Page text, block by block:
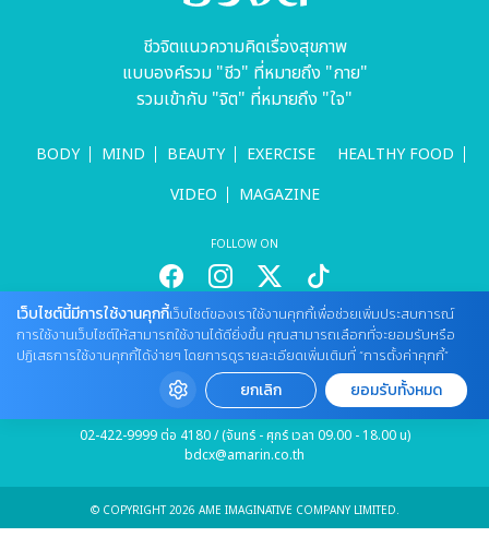
ชีวจิตแนวความคิดเรื่องสุขภาพ
แบบองค์รวม "ชีว" ที่หมายถึง "กาย"
รวมเข้ากับ "จิต" ที่หมายถึง "ใจ"
BODY MIND BEAUTY EXERCISE
HEALTHY FOOD
VIDEO
MAGAZINE
FOLLOW ON
สนใจลงโฆษณากับเว็บไซต์
Tel : 085 661 4629 / (จันทร์ - ศุกร์ เวลา 09.00 - 18.00 น)
cheewajitmedia@gmail.com
ติดต่อแจ้งปัญหาหรือร้องเรียน
02-422-9999 ต่อ 4180 / (จันทร์ - ศุกร์ เวลา 09.00 - 18.00 น)
bdcx@amarin.co.th
© COPYRIGHT 2026 AME IMAGINATIVE COMPANY LIMITED.
เว็บไซต์นี้มีการใช้งานคุกกี้เว็บไซต์ของเราใช้งานคุกกี้เพื่อช่วยเพิ่มประสบการณ์
การใช้งานเว็บไซต์ให้สามารถใช้งานได้ดียิ่งขึ้น คุณสามารถเลือกที่จะยอมรับหรือ
ปฏิเสธการใช้งานคุกกี้ได้ง่ายๆ โดยการดูรายละเอียดเพิ่มเติมที่ “การตั้งค่าคุกกี้”
ยกเลิก ยอมรับทั้งหมด